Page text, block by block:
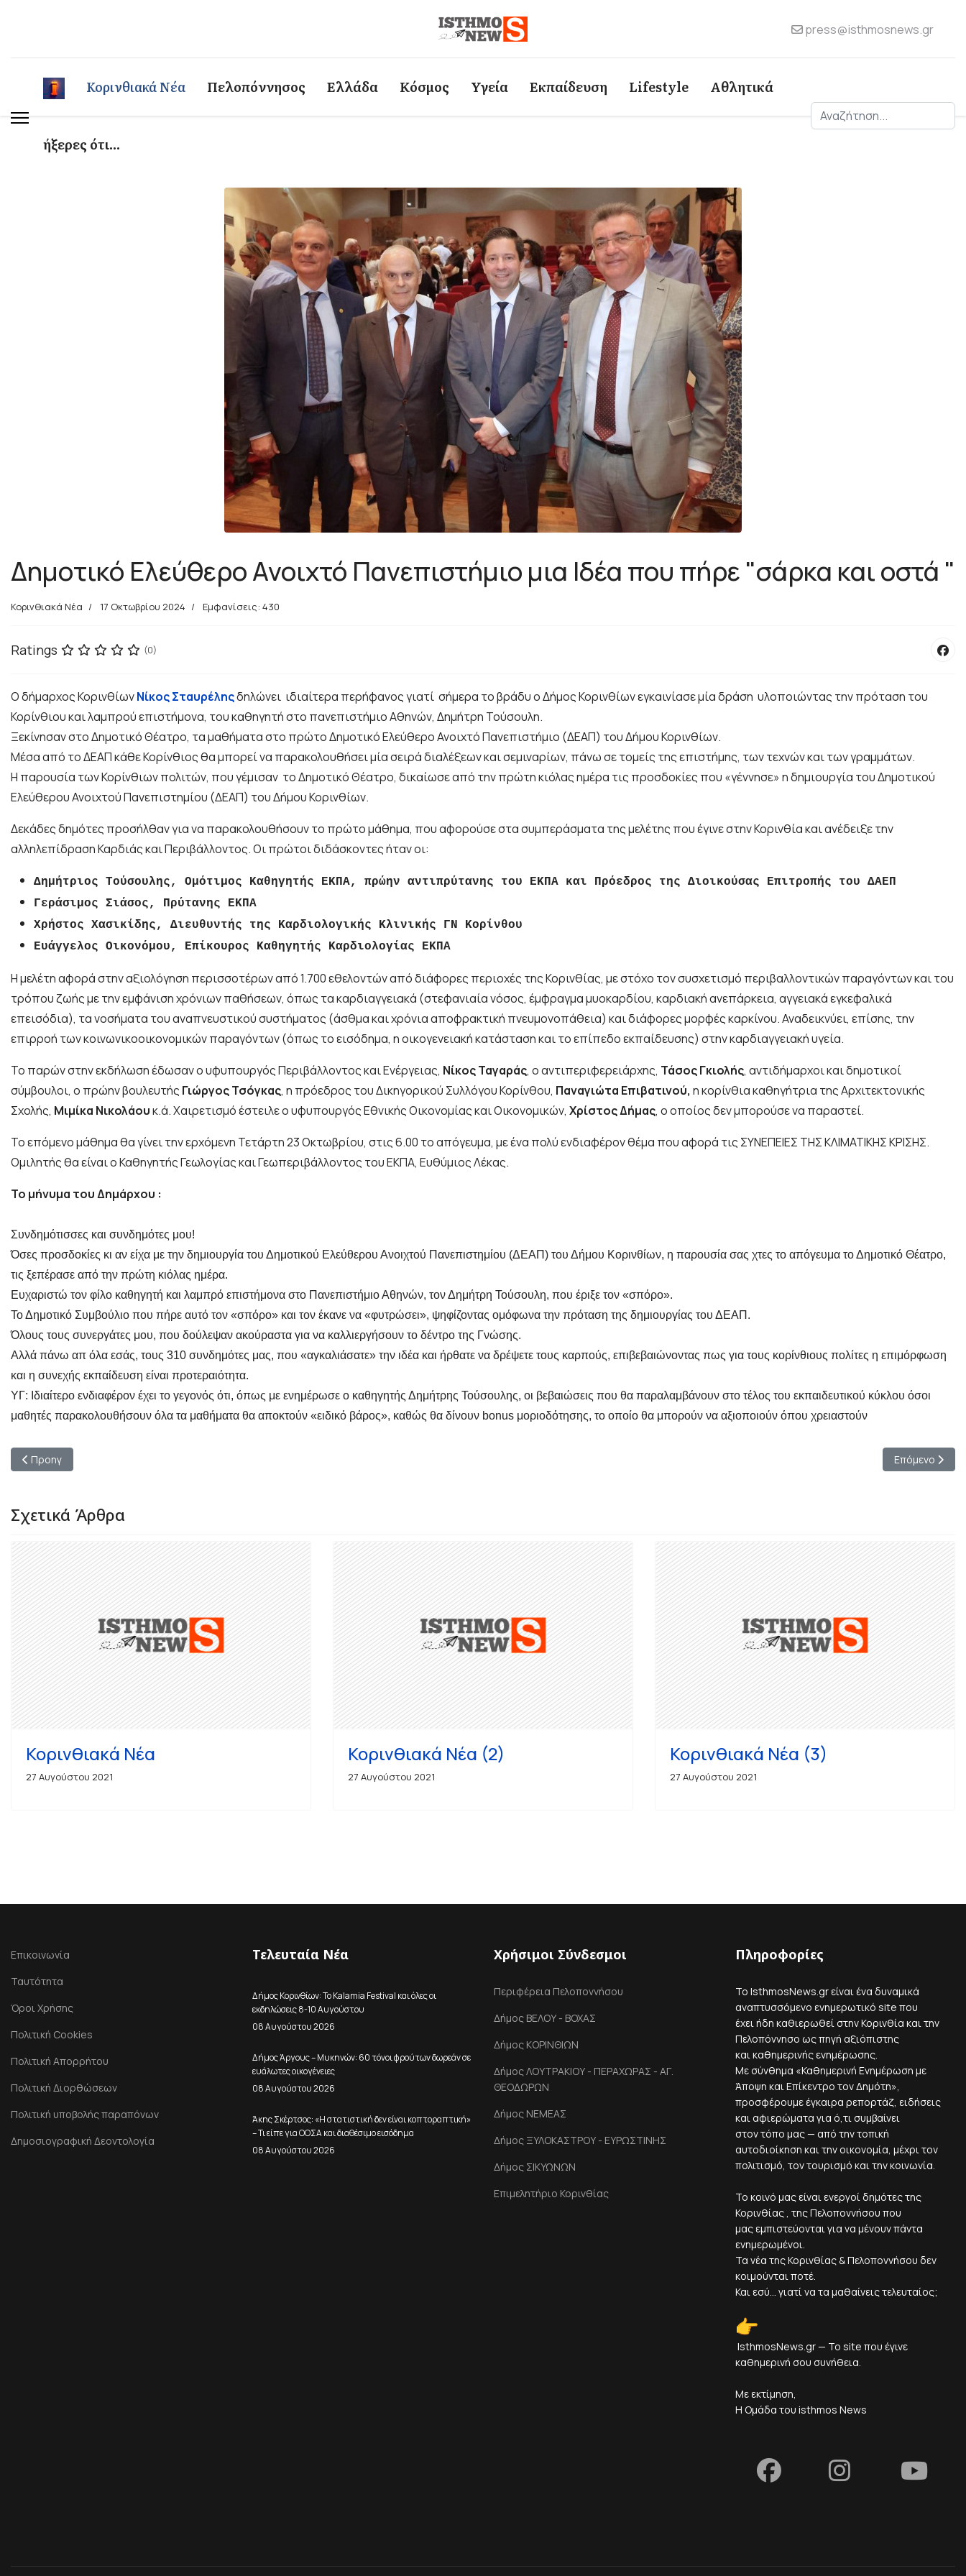
press@isthmosnews.gr
Κορινθιακά Νέα Πελοπόννησος Ελλάδα Κόσμος Υγεία Εκπαίδευση Lifestyle Αθλητικά
ήξερες ότι...
Αναζήτηση
Δημοτικό Ελεύθερο Ανοιχτό Πανεπιστήμιο μια Ιδέα που πήρε "σάρκα και οστά "
Κορινθιακά Νέα 17 Οκτωβρίου 2024 Εμφανίσεις: 430
Ratings (0)
Ο δήμαρχος ΚορινθίωνΝίκος Σταυρέληςδηλώνει ιδιαίτερα περήφανος γιατί σήμερα το βράδυ ο Δήμος Κορινθίων εγκαινίασε μία δράση υλοποιώντας την πρόταση του
Κορίνθιου και λαμπρού επιστήμονα, του καθηγητή στο πανεπιστήμιο Αθηνών, Δημήτρη Τούσουλη.
Ξεκίνησαν στο Δημοτικό Θέατρο, τα μαθήματα στο πρώτο Δημοτικό Ελεύθερο Ανοιχτό Πανεπιστήμιο (ΔΕΑΠ) του Δήμου Κορινθίων.
Μέσα από το ΔΕΑΠ κάθε Κορίνθιος θα μπορεί να παρακολουθήσει μία σειρά διαλέξεων και σεμιναρίων, πάνω σε τομείς της επιστήμης, των τεχνών και των γραμμάτων.
Η παρουσία των Κορίνθιων πολιτών, που γέμισαν το Δημοτικό Θέατρο, δικαίωσε από την πρώτη κιόλας ημέρα τις προσδοκίες που «γέννησε» η δημιουργία του Δημοτικού
Ελεύθερου Ανοιχτού Πανεπιστημίου (ΔΕΑΠ) του Δήμου Κορινθίων.
Δεκάδες δημότες προσήλθαν για να παρακολουθήσουν το πρώτο μάθημα, που αφορούσε στα συμπεράσματα της μελέτης που έγινε στην Κορινθία και ανέδειξε την
αλληλεπίδραση Καρδιάς και Περιβάλλοντος. Οι πρώτοι διδάσκοντες ήταν οι:
Δημήτριος Τούσουλης, Ομότιμος Καθηγητής ΕΚΠΑ, πρώην αντιπρύτανης του ΕΚΠΑ και Πρόεδρος της Διοικούσας Επιτροπής του ΔΑΕΠ
Γεράσιμος Σιάσος, Πρύτανης ΕΚΠΑ
Χρήστος Χασικίδης, Διευθυντής της Καρδιολογικής Κλινικής ΓΝ Κορίνθου
Ευάγγελος Οικονόμου, Επίκουρος Καθηγητής Καρδιολογίας ΕΚΠΑ
Η μελέτη αφορά στην αξιολόγηση περισσοτέρων από 1.700 εθελοντών από διάφορες περιοχές της Κορινθίας, με στόχο τον συσχετισμό περιβαλλοντικών παραγόντων και του
τρόπου ζωής με την εμφάνιση χρόνιων παθήσεων, όπως τα καρδιαγγειακά (στεφανιαία νόσος, έμφραγμα μυοκαρδίου, καρδιακή ανεπάρκεια, αγγειακά εγκεφαλικά
επεισόδια), τα νοσήματα του αναπνευστικού συστήματος (άσθμα και χρόνια αποφρακτική πνευμονοπάθεια) και διάφορες μορφές καρκίνου. Αναδεικνύει, επίσης, την
επιρροή των κοινωνικοοικονομικών παραγόντων (όπως το εισόδημα, η οικογενειακή κατάσταση και το επίπεδο εκπαίδευσης) στην καρδιαγγειακή υγεία.
Το παρών στην εκδήλωση έδωσαν ο υφυπουργός Περιβάλλοντος και Ενέργειας, Νίκος Ταγαράς, ο αντιπεριφερειάρχης, Τάσος Γκιολής, αντιδήμαρχοι και δημοτικοί
σύμβουλοι, ο πρώην βουλευτής Γιώργος Τσόγκας, η πρόεδρος του Δικηγορικού Συλλόγου Κορίνθου, Παναγιώτα Επιβατινού, η κορίνθια καθηγήτρια της Αρχιτεκτονικής
Σχολής, Μιμίκα Νικολάουκ.ά. Χαιρετισμό έστειλε ο υφυπουργός Εθνικής Οικονομίας και Οικονομικών, Χρίστος Δήμας, ο οποίος δεν μπορούσε να παραστεί.
Το επόμενο μάθημα θα γίνει την ερχόμενη Τετάρτη 23 Οκτωβρίου, στις 6.00 το απόγευμα, με ένα πολύ ενδιαφέρον θέμα που αφορά τις ΣΥΝΕΠΕΙΕΣ ΤΗΣ ΚΛΙΜΑΤΙΚΗΣ ΚΡΙΣΗΣ.
Ομιλητής θα είναι ο Καθηγητής Γεωλογίας και Γεωπεριβάλλοντος του ΕΚΠΑ, Ευθύμιος Λέκας.
Το μήνυμα του Δημάρχου :
Συνδημότισσες και συνδημότες μου!
Όσες προσδοκίες κι αν είχα με την δημιουργία του Δημοτικού Ελεύθερου Ανοιχτού Πανεπιστημίου (ΔΕΑΠ) του Δήμου Κορινθίων, η παρουσία σας χτες το απόγευμα το Δημοτικό Θέατρο,
τις ξεπέρασε από την πρώτη κιόλας ημέρα.
Ευχαριστώ τον φίλο καθηγητή και λαμπρό επιστήμονα στο Πανεπιστήμιο Αθηνών, τον Δημήτρη Τούσουλη, που έριξε τον «σπόρο».
ΤοΔημοτικό Συμβούλιο που πήρε αυτό τον «σπόρο» και τον έκανε να «φυτρώσει», ψηφίζοντας ομόφωνα την πρόταση της δημιουργίας του ΔΕΑΠ.
Όλους τους συνεργάτες μου, που δούλεψαν ακούραστα για να καλλιεργήσουν το δέντρο της Γνώσης.
Αλλά πάνω απ όλα εσάς, τους 310 συνδημότες μας, που «αγκαλιάσατε» την ιδέα και ήρθατε να δρέψετε τους καρπούς, επιβεβαιώνοντας πως για τους κορίνθιους πολίτες η επιμόρφωση
και η συνεχής εκπαίδευση είναι προτεραιότητα.
ΥΓ: Ιδιαίτερο ενδιαφέρον έχει το γεγονός ότι, όπως με ενημέρωσε ο καθηγητής Δημήτρης Τούσουλης, οι βεβαιώσεις που θα παραλαμβάνουν στο τέλος του εκπαιδευτικού κύκλου όσοι
μαθητές παρακολουθήσουν όλα τα μαθήματα θα αποκτούν «ειδικό βάρος», καθώς θα δίνουν bonus μοριοδότησης, το οποίο θα μπορούν να αξιοποιούν όπου χρειαστούν
Προηγούμενο άρθρο: 𝝗𝝦𝝖𝝗𝝚𝝞𝝤 ''𝗦𝗠𝗔𝗥𝗧 𝗖𝗜𝗧𝗜𝗘𝗦'' στον Δήμο Λουτρακίου - Περαχώρας - Αγίων Θεοδώρων
Προηγ Επόμενο
Επόμενο
Σχετικά Άρθρα
Κορινθιακά Νέα
27 Αυγούστου 2021
Κορινθιακά Νέα (2)
27 Αυγούστου 2021
Κορινθιακά Νέα (3)
27 Αυγούστου 2021
Επικοινωνία
Ταυτότητα
Όροι Χρήσης
Πολιτική Cookies
Πολιτική Απορρήτου
Πολιτική Διορθώσεων
Πολιτική υποβολής παραπόνων
Δημοσιογραφική Δεοντολογία
Τελευταία Νέα
Δήμος Κορινθίων: Το Kalamia Festival και όλες οι
εκδηλώσεις 8-10 Αυγούστου
08 Αυγούστου 2026
Δήμος Άργους – Μυκηνών: 60 τόνοι φρούτων δωρεάν σε
ευάλωτες οικογένειες
08 Αυγούστου 2026
Άκης Σκέρτσος: «Η στατιστική δεν είναι κοπτοραπτική»
– Τι είπε για ΟΟΣΑ και διαθέσιμο εισόδημα
08 Αυγούστου 2026
Χρήσιμοι Σύνδεσμοι
Περιφέρεια Πελοποννήσου
Δήμος ΒΕΛΟΥ - ΒΟΧΑΣ
Δήμος ΚΟΡΙΝΘΙΩΝ
Δήμος ΛΟΥΤΡΑΚΙΟΥ - ΠΕΡΑΧΩΡΑΣ - ΑΓ.
ΘΕΟΔΩΡΩΝ
Δήμος ΝΕΜΕΑΣ
Δήμος ΞΥΛΟΚΑΣΤΡΟΥ - ΕΥΡΩΣΤΙΝΗΣ
Δήμος ΣΙΚΥΩΝΩΝ
Επιμελητήριο Κορινθίας
Πληροφορίες
Το IsthmosNews.gr είναι ένα δυναμικά
αναπτυσσόμενο ενημερωτικό site που
έχει ήδη καθιερωθεί στην Κορινθία και την
Πελοπόννησο ως πηγή αξιόπιστης
και καθημερινής ενημέρωσης.
Με σύνθημα «Καθημερινή Ενημέρωση με
Άποψη και Επίκεντρο τον Δημότη»,
προσφέρουμε έγκαιρα ρεπορτάζ, ειδήσεις
και αφιερώματα για ό,τι συμβαίνει
στον τόπο μας — από την τοπική
αυτοδιοίκηση και την οικονομία, μέχρι τον
πολιτισμό, τον τουρισμό και την κοινωνία.
Το κοινό μας είναι ενεργοί δημότες της
Κορινθίας , της Πελοποννήσου που
μας εμπιστεύονται για να μένουν πάντα
ενημερωμένοι.
Τα νέα της Κορινθίας & Πελοποννήσου δεν
κοιμούνται ποτέ.
Και εσύ... γιατί να τα μαθαίνεις τελευταίος;
IsthmosNews.gr — Το site που έγινε
καθημερινή σου συνήθεια.
Με εκτίμηση,
Η Ομάδα του isthmos News